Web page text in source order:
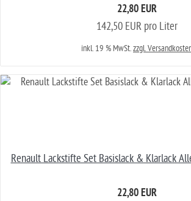
22,80 EUR
142,50 EUR pro Liter
inkl. 19 % MwSt.zzgl.
Renault Lackstifte Set Basislack & Klarlack
22,80 EUR